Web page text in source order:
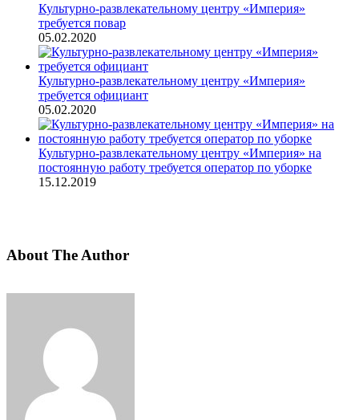
Культурно-развлекательному центру «Империя»
требуется повар
05.02.2020
Культурно-развлекательному центру «Империя»
требуется официант
05.02.2020
Культурно-развлекательному центру «Империя» на
постоянную работу требуется оператор по уборке
15.12.2019
About The Author